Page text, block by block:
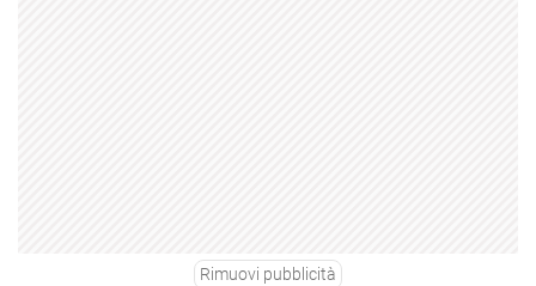
Rimuovi pubblicità